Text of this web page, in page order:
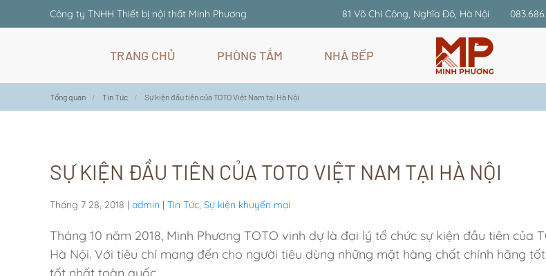
content
Công ty TNHH Thiết bị nội thất Minh Phương 81 Võ Chí Công, Nghĩa Đô, Hà Nội
TRANG CHỦ PHÒNG TẮM NHÀ BẾP
Tổng quan Tin Tức Sự kiện đầu tiên của TOTO Việt Nam tại Hà Nội
SỰ KIỆN ĐẦU TIÊN CỦA TOTO VIỆT NAM TẠI HÀ NỘI
Tháng 7 28, 2018 | admin | Tin Tức, Sự kiện khuyến mại
Tháng 10 năm 2018, Minh Phương TOTO vinh dự là đại lý tổ chức sự kiện đầu tiên của
Hà Nội. Với tiêu chí mang đến cho người tiêu dùng những mặt hàng chất chính hãng